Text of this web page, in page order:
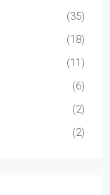
(35)
(18)
(11)
(6)
(2)
(2)